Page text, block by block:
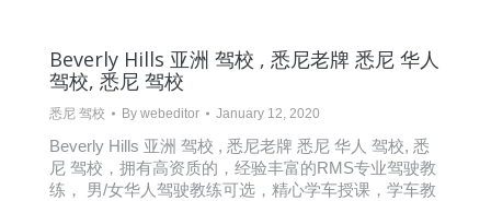
Beverly Hills 亚洲 驾校 , 悉尼老牌 悉尼 华人
驾校, 悉尼 驾校
悉尼 驾校 By webeditor January 12, 2020
Beverly Hills 亚洲 驾校 , 悉尼老牌 悉尼 华人 驾校, 悉
尼 驾校，拥有高资质的，经验丰富的RMS专业驾驶教
练， 男/女华人驾驶教练可选，精心学车授课，学车教